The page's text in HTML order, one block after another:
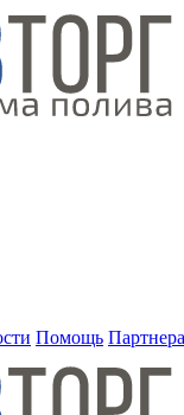
Помощь